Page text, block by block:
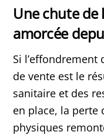
Une chute
amorcée
Si
de vente est le
sanitaire et des
en place, la perte
physiques